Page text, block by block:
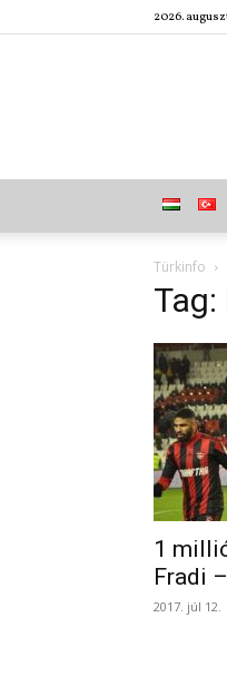
2026.
Türkinfo
1
Fradi
2017. júl 12.